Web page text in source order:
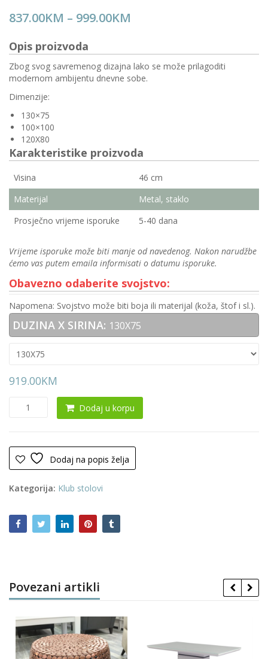
837.00KM – 999.00KM
837.00KM
through
999.00KM
Opis proizvoda
Zbog svog savremenog dizajna lako se može prilagoditi
modernom ambijentu dnevne sobe.
Dimenzije:
130×75
100×100
120X80
Karakteristike proizvoda
Visina
46 cm
Materijal
Metal, staklo
Prosječno vrijeme isporuke
5-40 dana
Vrijeme isporuke može biti manje od navedenog. Nakon narudžbe
ćemo vas putem emaila informisati o datumu isporuke.
Obavezno odaberite svojstvo:
Napomena: Svojstvo može biti boja ili materijal (koža, štof i sl.).
DUZINA X SIRINA: 130X75
919.00KM
Dodaj u korpu
Dodaj na popis želja
Kategorija: Klub stolovi
Povezani artikli